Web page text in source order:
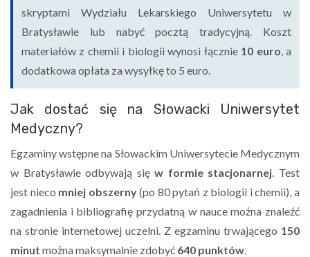
skryptami Wydziału Lekarskiego Uniwersytetu w
Bratysławie lub nabyć pocztą tradycyjną. Koszt
materiałów z chemii i biologii wynosi łącznie 10 euro , a
dodatkowa opłata za wysyłkę to 5 euro.
Jak dostać się na Słowacki Uniwersytet
Medyczny?
Egzaminy wstępne na Słowackim Uniwersytecie Medycznym
w Bratysławie odbywają sięw formie stacjonarnej . Test
jest nieco mniej obszerny(po 80 pytań z biologii i chemii), a
zagadnienia i bibliografię przydatną w nauce można znaleźć
na stronie internetowej uczelni. Z egzaminu trwającego 150
minut można maksymalnie zdobyć 640 punktów